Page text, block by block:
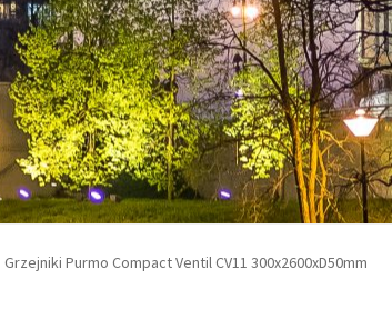
Grzejniki Purmo Compact Ventil CV11 300x2600xD50mm